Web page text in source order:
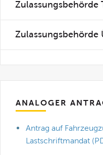
Zulassungsbehörde
Zulassungsbehörde
ANALOGER
Antrag auf
Lastschriftmandat